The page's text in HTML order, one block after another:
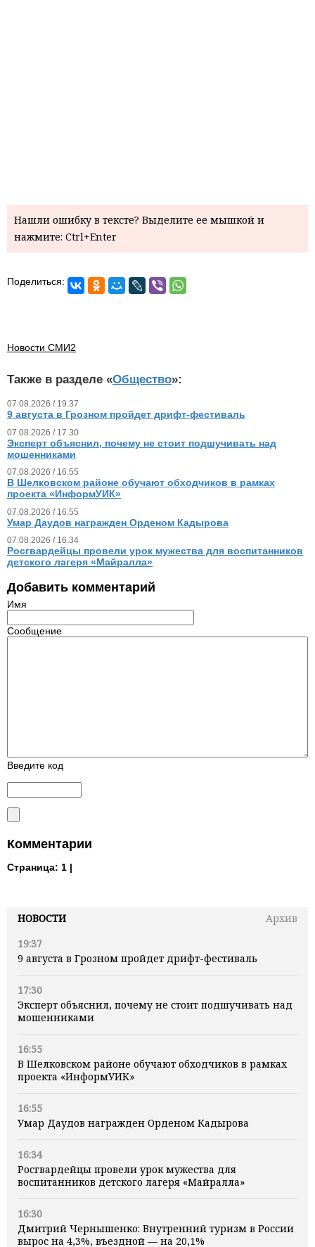
НОВОСТИ
Архив
19:37
9 августа в Грозном пройдет дрифт-фестиваль
17:30
Эксперт объяснил, почему не стоит подшучивать над
мошенниками
16:55
В Шелковском районе обучают обходчиков в рамках
проекта «ИнформУИК»
16:55
Умар Даудов награжден Орденом Кадырова
16:34
Росгвардейцы провели урок мужества для
воспитанников детского лагеря «Майралла»
16:30
Дмитрий Чернышенко: Внутренний туризм в России
вырос на 4,3%, въездной — на 20,1%
Нашли ошибку в тексте? Выделите ее мышкой и
нажмите: Ctrl+Enter
Поделиться:
Новости СМИ2
Также в разделе «Общество»:
07.08.2026 / 19.37
9 августа в Грозном пройдет дрифт-фестиваль
07.08.2026 / 17.30
Эксперт объяснил, почему не стоит подшучивать над
мошенниками
07.08.2026 / 16.55
В Шелковском районе обучают обходчиков в рамках
проекта «ИнформУИК»
07.08.2026 / 16.55
Умар Даудов награжден Орденом Кадырова
07.08.2026 / 16.34
Росгвардейцы провели урок мужества для воспитанников
детского лагеря «Майралла»
Добавить комментарий
Имя
Сообщение
Введите код
Комментарии
Страница: 1 |